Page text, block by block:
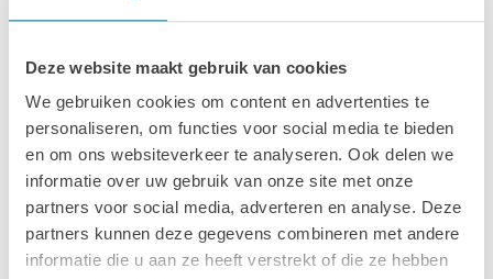
Deze website maakt gebruik van cookies
We gebruiken cookies om content en advertenties te
personaliseren, om functies voor social media te bieden
en om ons websiteverkeer te analyseren. Ook delen we
informatie over uw gebruik van onze site met onze
partners voor social media, adverteren en analyse. Deze
partners kunnen deze gegevens combineren met andere
informatie die u aan ze heeft verstrekt of die ze hebben
25.3 m2
Wandhoogte & nokhoogte
208 cm / 267 cm
Wanddikte
50 mm
Luifel